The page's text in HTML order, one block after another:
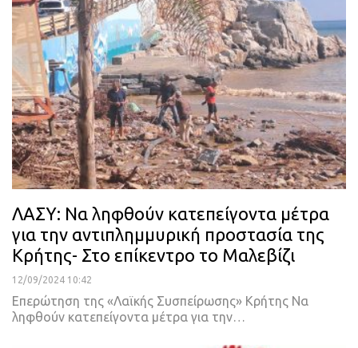
ΛΑΣΥ: Να ληφθούν κατεπείγοντα μέτρα
για την αντιπλημμυρική προστασία της
Κρήτης- Στο επίκεντρο το Μαλεβίζι
12/09/2024 10:42
Επερώτηση της «Λαϊκής Συσπείρωσης» Κρήτης Να
ληφθούν κατεπείγοντα μέτρα για την…